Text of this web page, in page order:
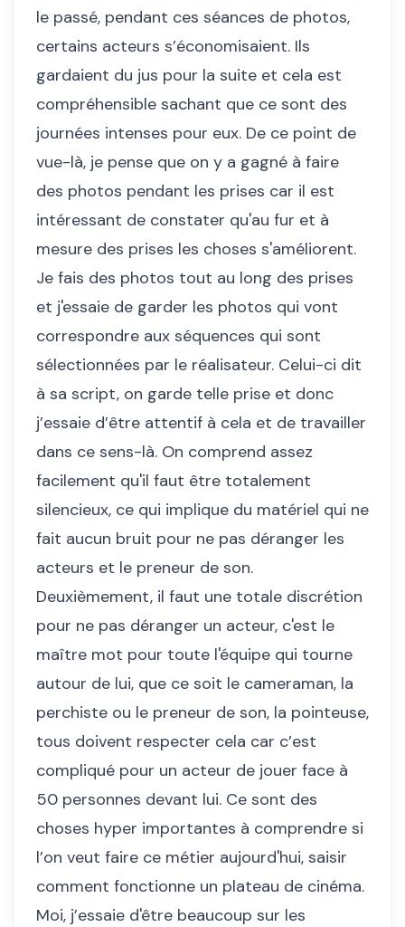
le passé, pendant ces séances de photos,
certains acteurs s’économisaient. Ils
gardaient du jus pour la suite et cela est
compréhensible sachant que ce sont des
journées intenses pour eux. De ce point de
vue-là, je pense que on y a gagné à faire
des photos pendant les prises car il est
intéressant de constater qu'au fur et à
mesure des prises les choses s'améliorent.
Je fais des photos tout au long des prises
et j'essaie de garder les photos qui vont
correspondre aux séquences qui sont
sélectionnées par le réalisateur. Celui-ci dit
à sa script, on garde telle prise et donc
j’essaie d’être attentif à cela et de travailler
dans ce sens-là. On comprend assez
facilement qu'il faut être totalement
silencieux, ce qui implique du matériel qui ne
fait aucun bruit pour ne pas déranger les
acteurs et le preneur de son.
Deuxièmement, il faut une totale discrétion
pour ne pas déranger un acteur, c'est le
maître mot pour toute l'équipe qui tourne
autour de lui, que ce soit le cameraman, la
perchiste ou le preneur de son, la pointeuse,
tous doivent respecter cela car c’est
compliqué pour un acteur de jouer face à
50 personnes devant lui. Ce sont des
choses hyper importantes à comprendre si
l’on veut faire ce métier aujourd'hui, saisir
comment fonctionne un plateau de cinéma.
Moi, j’essaie d'être beaucoup sur les